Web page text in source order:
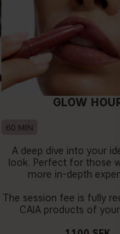
GLOW
60 MIN
A deep dive into your
look. Perfect for those
more in-depth
The session fee is fully
CAIA products of